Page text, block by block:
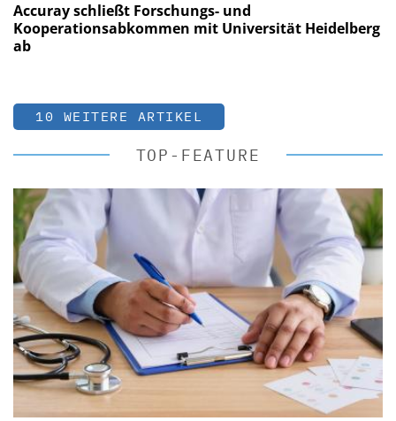
Accuray schließt Forschungs- und
Kooperationsabkommen mit Universität Heidelberg
ab
10 WEITERE ARTIKEL
TOP-FEATURE